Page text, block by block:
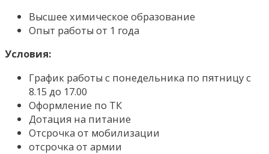
Высшее химическое образование
Опыт работы от 1 года
Условия:
График работы с понедельника по пятницу с
8.15 до 17.00
Оформление по ТК
Дотация на питание
Отсрочка от мобилизации
отсрочка от армии